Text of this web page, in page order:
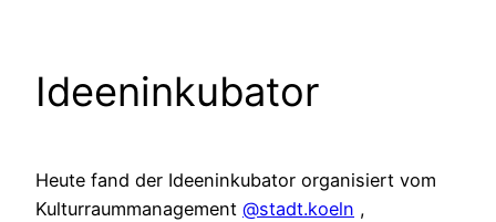
Ideeninkubator
Heute fand der Ideeninkubator organisiert vom
Kulturraummanagement @stadt.koeln ,